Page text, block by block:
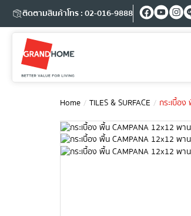
ติดตามสินค้าโทร : 02-016-9888
Home TILES & SURFACE กระเบื้อ